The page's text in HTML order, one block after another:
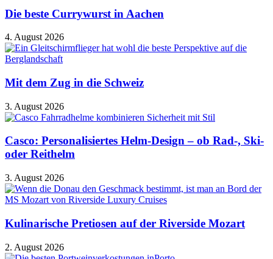
Die beste Currywurst in Aachen
4. August 2026
Mit dem Zug in die Schweiz
3. August 2026
Casco: Personalisiertes Helm-Design – ob Rad-, Ski-
oder Reithelm
3. August 2026
Kulinarische Pretiosen auf der Riverside Mozart
2. August 2026